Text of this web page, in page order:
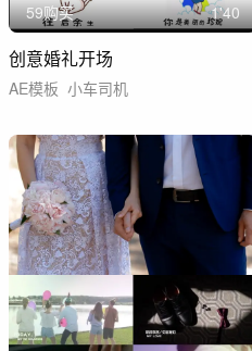
59购买 1'40
创意婚礼开场
AE模板 小车司机